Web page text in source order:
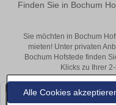
Alle Cookies
Finden Sie in Bochum
Sie möchten in Bochum
mieten! Unter privaten
Bochum Hofstede finden
Klicks zu Ihrer